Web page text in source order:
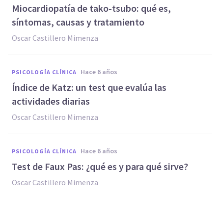
Miocardiopatía de tako-tsubo: qué es,
síntomas, causas y tratamiento
Oscar Castillero Mimenza
PSICOLOGÍA CLÍNICA hace 6 años
Índice de Katz: un test que evalúa las
actividades diarias
Oscar Castillero Mimenza
PSICOLOGÍA CLÍNICA hace 6 años
Test de Faux Pas: ¿qué es y para qué sirve?
Oscar Castillero Mimenza